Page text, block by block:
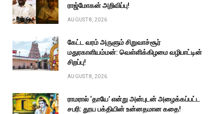
ராஜ்மோகன் அறிவிப்பு!
AUGUST 8, 2026
கேட்ட வரம் அருளும் சிறுவாச்சூர்
மதுரகாளியம்மன்: வெள்ளிக்கிழமை வழிபாட்டின்
சிறப்பு!
AUGUST 8, 2026
ராமரால் ‘தாயே’ என்று அன்புடன் அழைக்கப்பட்ட
சபரி: தூய பக்தியின் உன்னதமான கதை!